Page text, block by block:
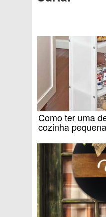
Como ter uma
cozinha pequena